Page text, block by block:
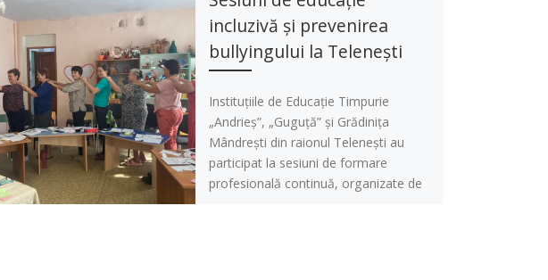
incluzivă și prevenirea
bullyingului la Telenești
Instituțiile de Educație Timpurie
„Andrieș”, „Guguță” și Grădinița
Mândrești din raionul Telenești au
participat la sesiuni de formare
profesională continuă, organizate de